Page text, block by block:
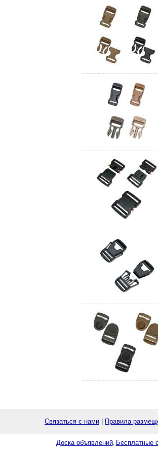
Связаться с нами Правила
Доска объявлений. Бесплатные